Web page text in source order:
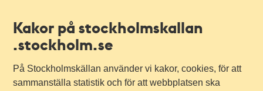
Kakor på stockholmskallan
.stockholm.se
På Stockholmskällan använder vi kakor, cookies, för att
sammanställa statistik och för att webbplatsen ska